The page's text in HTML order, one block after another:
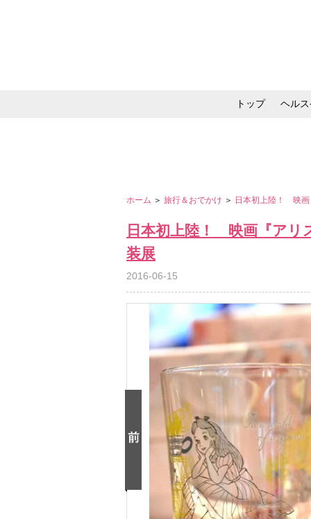
トップ ヘル
ホーム ＞ 旅行＆おでかけ ＞ 日本初上陸！ 映画
日本初上陸！ 映画『アリ
装展
2016-06-15